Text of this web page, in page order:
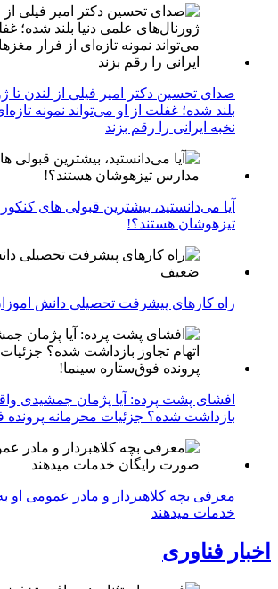
صدای تحسین دکتر امیر فیلی از لندن تا
بلند شده؛ غفلت از او می‌تواند نمونه
نخبه ایرانی را رقم بزند
آیا می‌دانستید، بیشترین قبولی های
تیزهوشان هستند؟!
راه کارهای پیشرفت تحصیلی دانش
افشای پشت پرده: آیا پژمان جمشیدی
بازداشت شده؟ جزئیات محرمانه پرونده
معرفی بچه کلاهبردار و مادر عمومی او
خدمات میدهند
اخبار فناوری